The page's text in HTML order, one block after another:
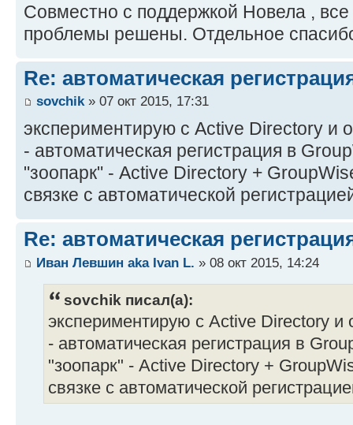
Совместно с поддержкой Новела ,
проблемы решены. Отдельное
Re: автоматическая
sovchik» 07 окт 2015, 17:31
экспериментирую с Active Directory и
- автоматическая регистрация в
"зоопарк" - Active Directory +
связке с автоматической
Re: автоматическая
Иван Левшин aka Ivan L. » 08 окт 2015, 14:24
sovchik писал(а):
экспериментирую с Active Directory и
- автоматическая регистрация в
"зоопарк" - Active Directory +
связке с автоматической